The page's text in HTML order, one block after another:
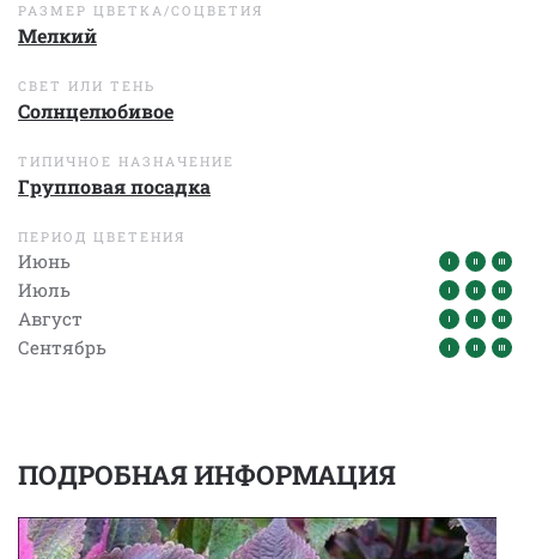
РАЗМЕР ЦВЕТКА/СОЦВЕТИЯ
Мелкий
СВЕТ ИЛИ ТЕНЬ
Солнцелюбивое
ТИПИЧНОЕ НАЗНАЧЕНИЕ
Групповая посадка
ПЕРИОД ЦВЕТЕНИЯ
Июнь
Июль
Август
Сентябрь
ПОДРОБНАЯ ИНФОРМАЦИЯ